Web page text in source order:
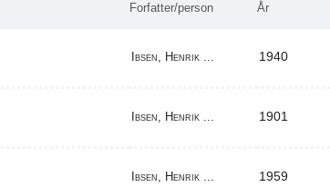
Forfatter/person År
Ibsen, Henrik ... 1940
Ibsen, Henrik ... 1901
Ibsen, Henrik ... 1959